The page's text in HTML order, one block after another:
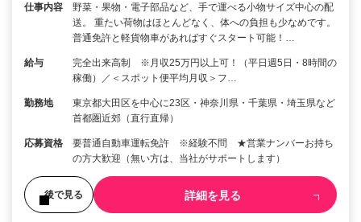
仕事内容
野菜・果物・電子部品など、手で運べる小物サイズ中心の配
送。 重たい荷物はほとんどなく、体への負担も少なめです。
普通免許と軽貨物車があればすぐスタート可能！…
給与
完全出来高制 ※月収25万円以上可！（平日週5日・8時間の
稼働）／＜スポット便平均月収＞フ…
勤務地
東京都大田区を中心に23区・神奈川県・千葉県・埼玉県など
首都圏近郊（直行直帰）
応募資格
要普通自動車運転免許 ※経験不問 ★営業ナンバーお持ち
の方大歓迎（無い方は、当社がサポートします）
後で見る 詳細を見る